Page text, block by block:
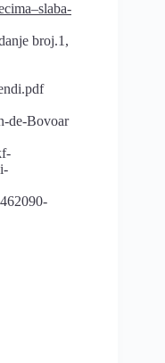
broj.1,
de-Bovoar